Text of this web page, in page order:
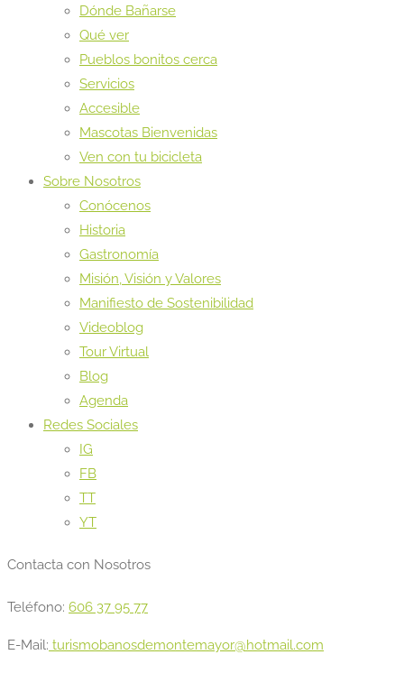
Dónde Bañarse
Qué ver
Pueblos bonitos cerca
Servicios
Accesible
Mascotas Bienvenidas
Ven con tu bicicleta
Sobre Nosotros
Conócenos
Historia
Gastronomía
Misión, Visión y Valores
Manifiesto de Sostenibilidad
Videoblog
Tour Virtual
Blog
Agenda
Redes Sociales
IG
FB
TT
YT
Contacta con Nosotros
Teléfono: 606 37 95 77
E-Mail: turismobanosdemontemayor@hotmail.com